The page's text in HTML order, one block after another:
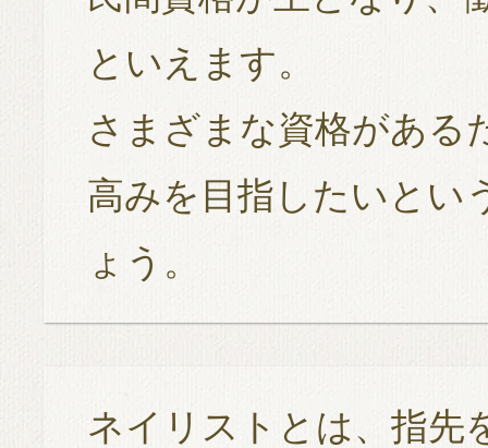
といえます。
さまざまな資格がある
高みを目指したいとい
ょう。
ネイリストとは、指先